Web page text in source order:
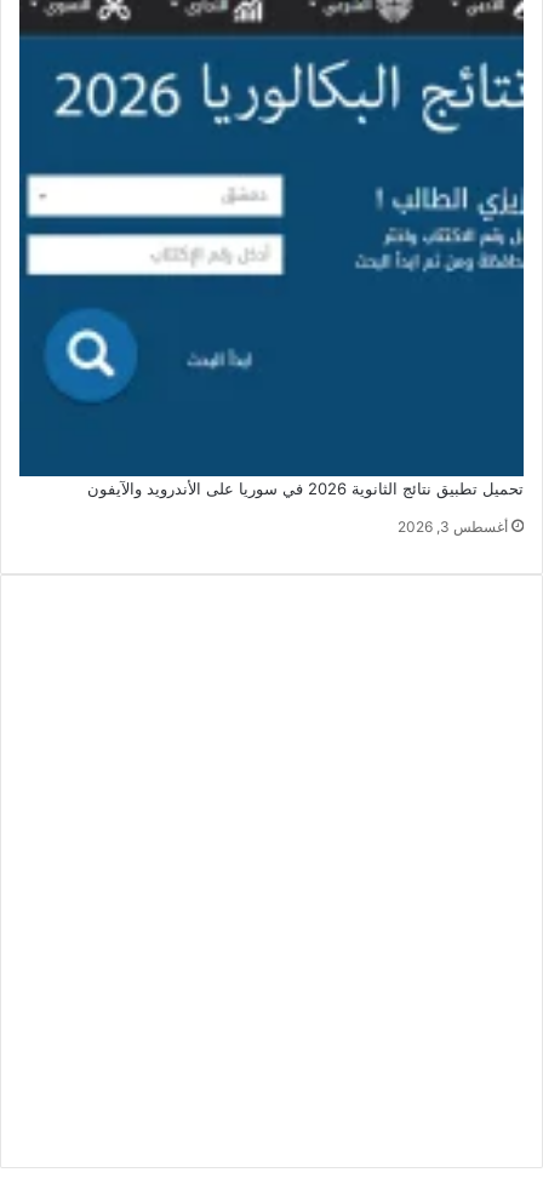
تحميل تطبيق نتائج الثانوية 2026 في سوريا على الأندرويد والآيفون
أغسطس 3, 2026